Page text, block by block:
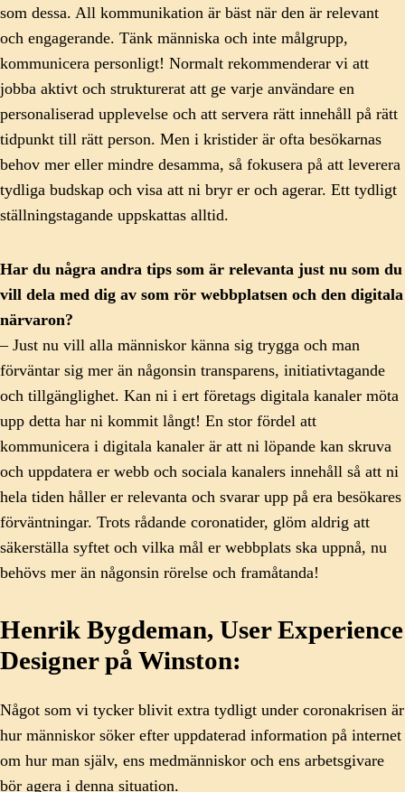
som dessa. All kommunikation är bäst när den är relevant
och engagerande. Tänk människa och inte målgrupp,
kommunicera personligt! Normalt rekommenderar vi att
jobba aktivt och strukturerat att ge varje användare en
personaliserad upplevelse och att servera rätt innehåll på rätt
tidpunkt till rätt person. Men i kristider är ofta besökarnas
behov mer eller mindre desamma, så fokusera på att leverera
tydliga budskap och visa att ni bryr er och agerar. Ett tydligt
ställningstagande uppskattas alltid.
Har du några andra tips som är relevanta just nu som du
vill dela med dig av som rör webbplatsen och den digitala
närvaron?
– Just nu vill alla människor känna sig trygga och man
förväntar sig mer än någonsin transparens, initiativtagande
och tillgänglighet. Kan ni i ert företags digitala kanaler möta
upp detta har ni kommit långt! En stor fördel att
kommunicera i digitala kanaler är att ni löpande kan skruva
och uppdatera er webb och sociala kanalers innehåll så att ni
hela tiden håller er relevanta och svarar upp på era besökares
förväntningar. Trots rådande coronatider, glöm aldrig att
säkerställa syftet och vilka mål er webbplats ska uppnå, nu
behövs mer än någonsin rörelse och framåtanda!
Henrik Bygdeman, User Experience
Designer på Winston:
Något som vi tycker blivit extra tydligt under coronakrisen är
hur människor söker efter uppdaterad information på internet
om hur man själv, ens medmänniskor och ens arbetsgivare
bör agera i denna situation.